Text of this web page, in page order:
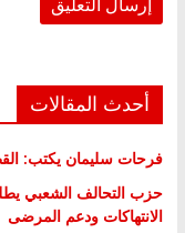
أحدث المقالات
فرحات سليمان يكتب:
حزب التحالف الشعبي
الانتهاكات ودعم المرضى